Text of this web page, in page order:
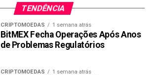
TENDÊNCIA
CRIPTOMOEDAS 1 semana atrás
BitMEX Fecha Operações Após Anos
de Problemas Regulatórios
CRIPTOMOEDAS 1 semana atrás